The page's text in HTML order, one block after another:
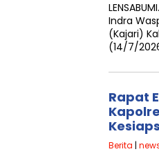
Indra
(Kajari)
(14/7/
Rapat
Berita |